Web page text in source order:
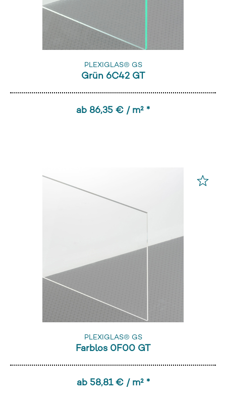
PLEXIGLAS® GS
Grün 6C42 GT
ab 86,35 € / m² *
PLEXIGLAS® GS
Farblos 0F00 GT
ab 58,81 € / m² *